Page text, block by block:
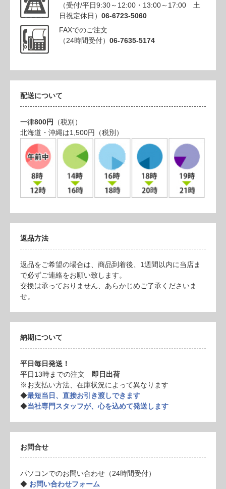
（受付/平日9:30～12:00・13:00～17:00 土
日祝定休日） 06-6723-5060
FAXでのご注文
（24時間受付） 06-7635-5174
配送について
一律800円 （税別）
北海道・沖縄は1,500円（税別）
返品方法
返品をご希望の場合は、商品到着後、1週間以内に当店ま
で必ずご連絡をお願い致します。
交換は承っておりません、あらかじめご了承くださいま
せ。
納期について
平日毎日発送！
平日13時までの注文 即日出荷
※お支払い方法、在庫状況によって異なります
◆最短当日、直接お引き渡しできます
◆当社専門スタッフが、心を込めて発送します
お問合せ
パソコンでのお問い合わせ（24時間受付）
◆ お問い合わせフォーム